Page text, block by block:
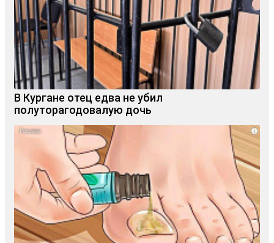
В Кургане отец едва не убил
полуторагодовалую дочь
i